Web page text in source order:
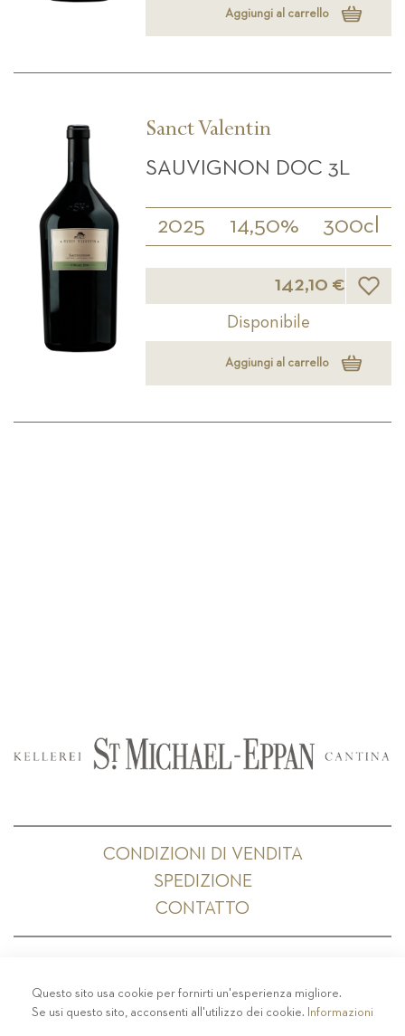
Aggiungi al carrello
Sanct Valentin
SAUVIGNON DOC 3L
2025 14,50% 300cl
142,10 € Lista
Disponibile
Aggiungi al carrello
CONDIZIONI DI VENDITA
SPEDIZIONE
CONTATTO
PRIVACY-COLOPHON - COOKIE POLICY
CODICE ETICO
Questo sito usa cookie per fornirti un'esperienza migliore.
Se usi questo sito, acconsenti all'utilizzo dei cookie. Informazioni